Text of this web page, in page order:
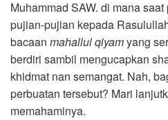
Muhammad SAW. di mana
pujian-pujian kepada
bacaan mahallul qiyamyang
berdiri sambil mengucapkan
khidmat nan semangat. Nah,
perbuatan tersebut? Mari
memahaminya.